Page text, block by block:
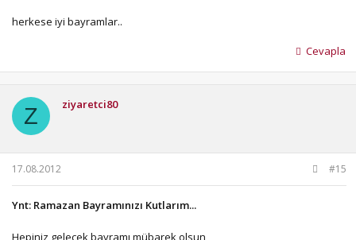
herkese iyi bayramlar..
Cevapla
Z ziyaretci80
17.08.2012 #15
Ynt: Ramazan Bayramınızı Kutlarım...
Hepiniz gelecek bayramı mübarek olsun